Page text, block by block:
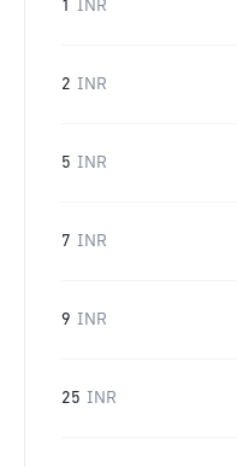
1 INR
2 INR
5 INR
7 INR
9 INR
25 INR